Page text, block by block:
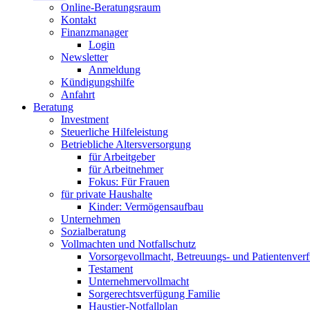
Online-Beratungsraum
Kontakt
Finanzmanager
Login
Newsletter
Anmeldung
Kündigungshilfe
Anfahrt
Beratung
Investment
Steuerliche Hilfeleistung
Betriebliche Altersversorgung
für Arbeitgeber
für Arbeitnehmer
Fokus: Für Frauen
für private Haushalte
Kinder: Vermögensaufbau
Unternehmen
Sozialberatung
Vollmachten und Notfallschutz
Vorsorgevollmacht, Betreuungs- und
Testament
Unternehmer­vollmacht
Sorgerechtsverfügung Familie
Haustier-Notfallplan